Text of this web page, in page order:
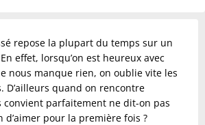
repose la plupart du temps sur un
effet, lorsqu’on est heureux avec
nous manque rien, on oublie vite les
D’ailleurs quand on rencontre
convient parfaitement ne dit-on pas
d’aimer pour la première fois ?